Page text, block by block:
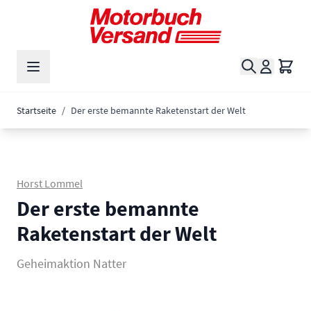
Zum Inhalt springen
Suche
Startseite / Der erste bemannte Raketenstart der Welt
Horst Lommel
Der erste bemannte
Raketenstart der Welt
Geheimaktion Natter